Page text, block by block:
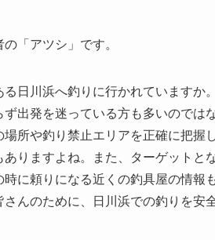
「アツシ」です。
日川浜へ釣りに行かれていますか
出発を迷っている方も多いのでは
所や釣り禁止エリアを正確に把握
りますよね。また、ターゲットと
に頼りになる近くの釣具屋の情報
んのために、日川浜での釣りを安